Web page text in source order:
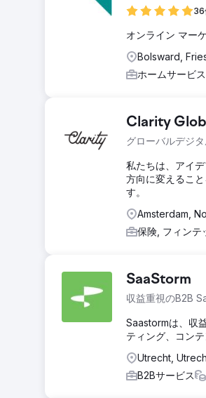
36
オンライン マー
Bolsward,
ホームサービ
Clarity
グローバルデジ
私たちは、アイ
方向に変えるこ
す。
Amsterdam,
保険, フィンテ
SaaStorm
収益重視のB2B
Saastormは、収
ティング、コン
Utrecht,
B2Bサービス